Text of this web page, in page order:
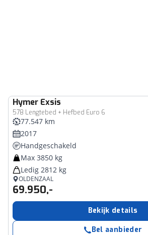
Hymer Exsis
578 Lengtebed + Hefbed Euro 6
77.547 km
2017
Handgeschakeld
Max 3850 kg
Ledig 2812 kg
OLDENZAAL
69.950,-
Bekijk details
Bel aanbieder